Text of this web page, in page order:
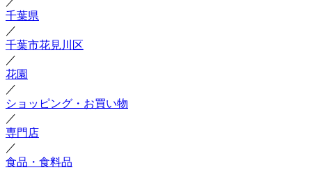
千葉県
／
千葉市花見川区
／
花園
／
ショッピング・お買い物
／
専門店
／
食品・食料品